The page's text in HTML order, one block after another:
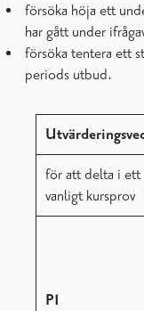
försöka höja ett
har gått under
försöka tentera ett
periods utbud.
för att delta i ett
vanligt kursprov
P1